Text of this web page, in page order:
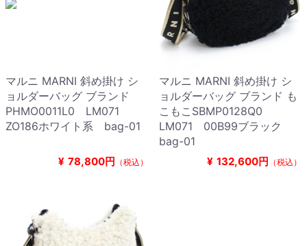
マルニ MARNI 斜め掛け シ
ョルダーバッグ ブランド
PHMO0011L0 LM071
ZO186ホワイト系 bag-01
¥ 78,800円 （税込）
マルニ MARNI 斜め掛け シ
ョルダーバッグ ブランド も
こもこSBMP0128Q0
LM071 00B99ブラック
bag-01
¥ 132,600円 （税込）